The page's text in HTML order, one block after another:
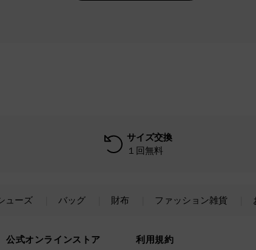
サイズ交換
１回無料
ューズ バッグ 財布 ファッション雑貨
公式オンラインストア
利用規約